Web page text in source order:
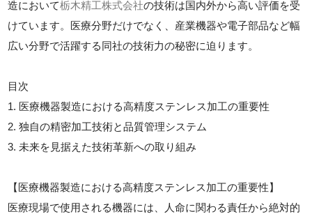
造において栃木精工株式会社の技術は国内外から高い評価を受
けています。医療分野だけでなく、産業機器や電子部品など幅
広い分野で活躍する同社の技術力の秘密に迫ります。
目次
1. 医療機器製造における高精度ステンレス加工の重要性
2. 独自の精密加工技術と品質管理システム
3. 未来を見据えた技術革新への取り組み
【医療機器製造における高精度ステンレス加工の重要性】
医療現場で使用される機器には、人命に関わる責任から絶対的